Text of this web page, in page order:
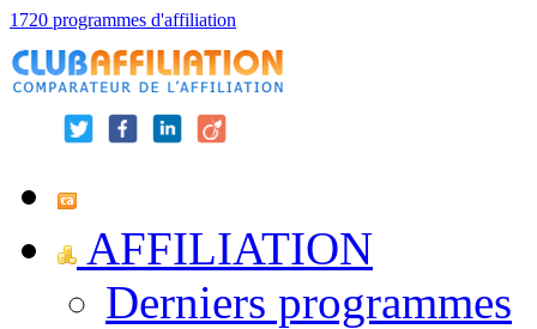
1720 programmes d'affiliation
AFFILIATION
Derniers programmes